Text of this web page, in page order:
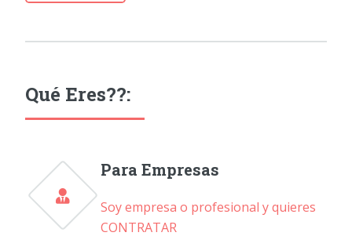
Qué Eres??:
Para Empresas
Soy empresa o profesional y quieres
CONTRATAR